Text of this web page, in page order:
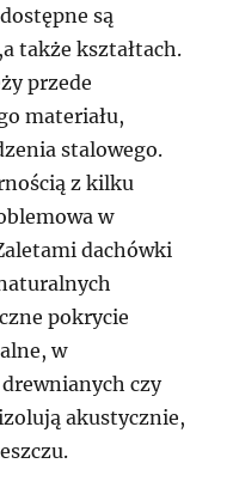
są
także kształtach.
przede
materiału,
stalowego.
z kilku
w
dachówki
pokrycie
w
czy
akustycznie,